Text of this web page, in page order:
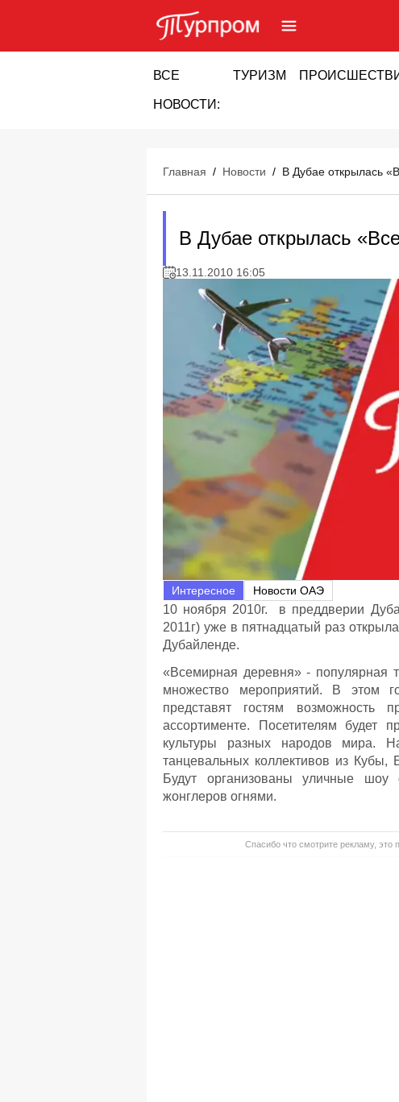
ВСЕ
НОВОСТИ:
ТУРИЗМ
Главная / Новости / В Дубае открылась
В Дубае открылась
13.11.2010 16:05
Интересное Новости ОАЭ
10 ноября 2010г. в преддверии
2011г) уже в пятнадцатый раз
Дубайленде.
«Всемирная деревня» - популярная
множество мероприятий. В этом
представят гостям
ассортименте. Посетителям будет
культуры разных народов мира.
танцевальных коллективов из
Будут организованы уличные шоу
жонглеров огнями.
Спасибо что смотрите рекламу, это